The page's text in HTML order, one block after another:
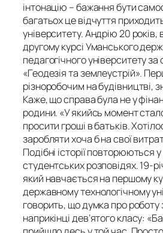
інтонацію – бажання бути
багатьох це відчуття
університету. Андрію 20 років,
другому курсі Уманського
педагогічного університету
«Геодезія та землеустрій».
різноробочим на будівництві,
Каже, що справа була не у
родини. «У якийсь момент
просити гроші в батьків.
заробляти хоча б на свої
Подібні історії повторюються
студентських розповідях. 19-
який навчається на першому
державному технологічному
говорить, що думка про роботу
наприкінці дев’ятого класу: